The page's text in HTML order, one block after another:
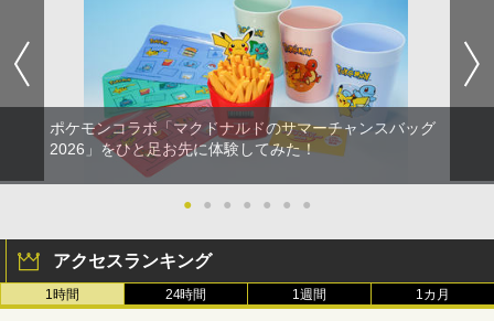
ポケモンコラボ「マクドナルドのサマーチャンスバッグ
2026」をひと足お先に体験してみた！
● ● ● ● ● ● ●
アクセスランキング
1時間 24時間 1週間 1カ月